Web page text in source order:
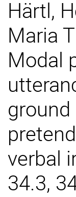
Tutti i messaggi
Härtl,
Maria
Modal
verbal
34.3,